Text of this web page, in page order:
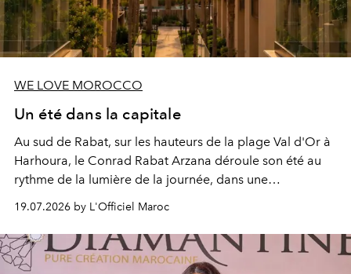
WE LOVE MOROCCO
Un été dans la capitale
Au sud de Rabat, sur les hauteurs de la plage Val d'Or à
Harhoura, le Conrad Rabat Arzana déroule son été au
rythme de la lumière de la journée, dans une
programmation pensée comme une succession de
rendez-vous avec l’océan.
19.07.2026 by L'Officiel Maroc